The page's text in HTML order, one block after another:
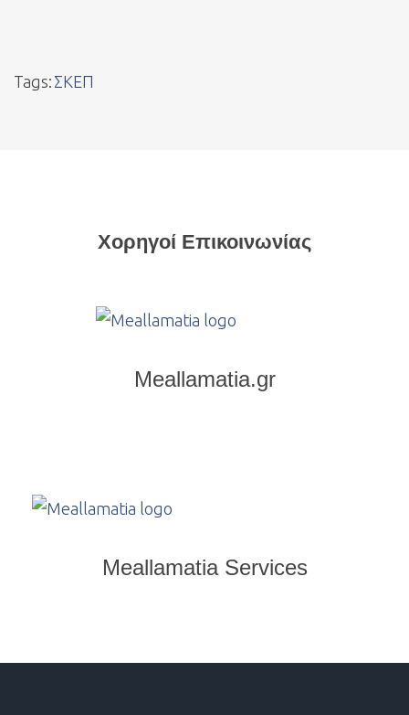
Tags: ΣΚΕΠ
Χορηγοί Επικοινωνίας
Meallamatia.gr
Meallamatia Services